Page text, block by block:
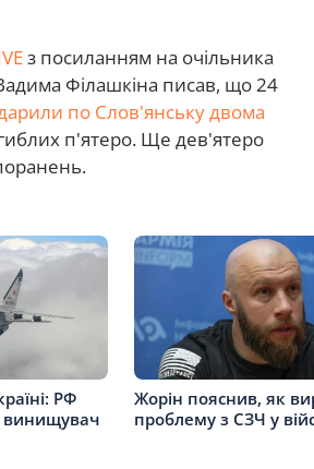
з посиланням на очільника
Філашкіна писав, що 24
по Слов'янську двома
п'ятеро. Ще дев'ятеро
РФ
винищувач
Жорін пояснив, як
проблему з СЗЧ у